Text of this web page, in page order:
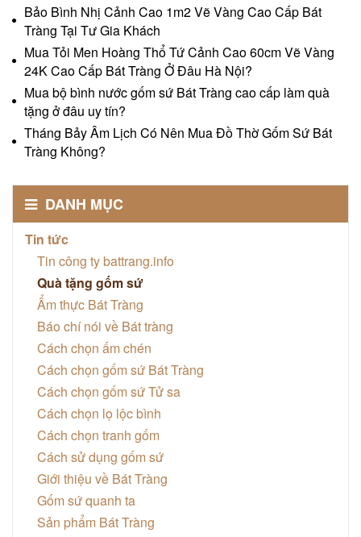
Bảo Bình Nhị Cảnh Cao 1m2 Vẽ Vàng Cao Cấp Bát
Tràng Tại Tư Gia Khách
Mua Tỏi Men Hoàng Thổ Tứ Cảnh Cao 60cm Vẽ Vàng
24K Cao Cấp Bát Tràng Ở Đâu Hà Nội?
Mua bộ bình nước gốm sứ Bát Tràng cao cấp làm quà
tặng ở đâu uy tín?
Tháng Bảy Âm Lịch Có Nên Mua Đồ Thờ Gốm Sứ Bát
Tràng Không?
DANH MỤC
Tin tức
Tin công ty battrang.info
Quà tặng gốm sứ
Ẩm thực Bát Tràng
Báo chí nói về Bát tràng
Cách chọn ấm chén
Cách chọn gốm sứ Bát Tràng
Cách chọn gốm sứ Tử sa
Cách chọn lọ lộc bình
Cách chọn tranh gốm
Cách sử dụng gốm sứ
Giới thiệu về Bát Tràng
Gốm sứ quanh ta
Sản phẩm Bát Tràng